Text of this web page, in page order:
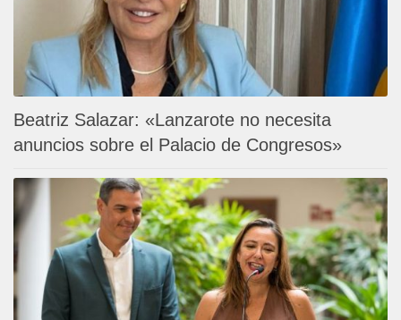
Beatriz Salazar: «Lanzarote no necesita
anuncios sobre el Palacio de Congresos»